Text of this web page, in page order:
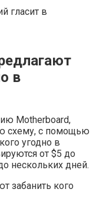
гласит в
в
Motherboard,
схему, с помощью
угодно в
от $5 до
нескольких дней.